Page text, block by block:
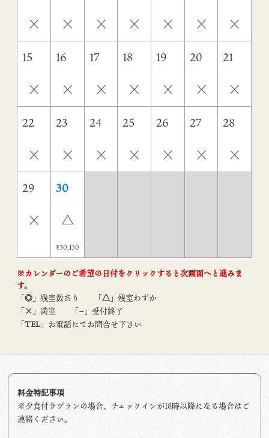
× × × × × × ×
15
×
16
×
17
×
18
×
19
×
20
×
21
×
22
×
23
×
24
×
25
×
26
×
27
×
28
×
29
×
30
△
¥30,130
※カレンダーのご希望の日付をクリックすると次画面へと進みま
す。
「◎ 」残室数あり 「△ 」残室わずか
「× 」満室 「− 」受付終了
「TEL」お電話にてお問合せ下さい
料金特記事項
※夕食付きプランの場合、チェックインが18時以降になる場合はご
連絡ください。